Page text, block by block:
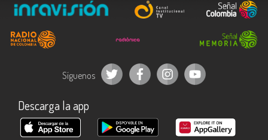
Síguenos
Descarga la app